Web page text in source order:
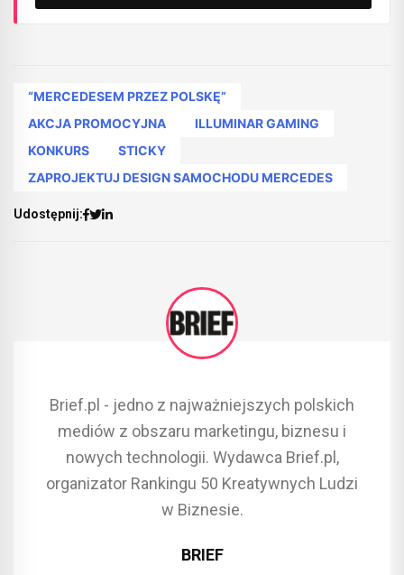
“MERCEDESEM PRZEZ POLSKĘ”
AKCJA PROMOCYJNA
ILLUMINAR GAMING
KONKURS
STICKY
ZAPROJEKTUJ DESIGN SAMOCHODU MERCEDES
Udostępnij:
Brief.pl - jedno z najważniejszych polskich
mediów z obszaru marketingu, biznesu i
nowych technologii. Wydawca Brief.pl,
organizator Rankingu 50 Kreatywnych Ludzi
w Biznesie.
BRIEF